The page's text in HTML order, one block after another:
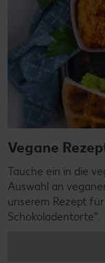
Vegane
Tauche ein in die
Auswahl an
unserem Rezept
Schokoladentorte“.